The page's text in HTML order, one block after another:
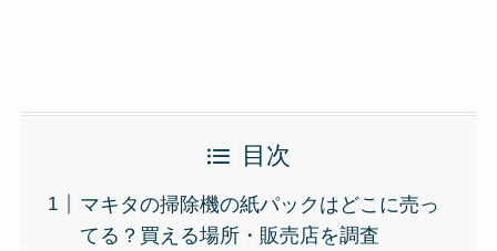
目次
マキタの掃除機の紙パックはどこに売っ
てる？買える場所・販売店を調査